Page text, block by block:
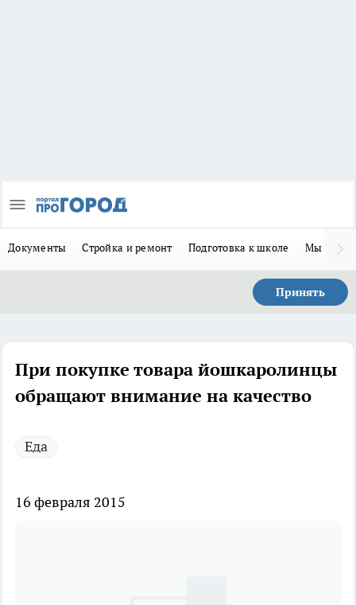
Документы Стройка и ремонт Подготовка к школе Мы в MAX
Принять
При покупке товара йошкаролинцы
обращают внимание на качество
Еда
16 февраля 2015